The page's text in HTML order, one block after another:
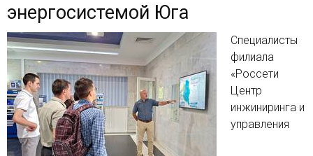
энергосистемой Юга
Специалисты
филиала
«Россети
Центр
инжиниринга и
управления